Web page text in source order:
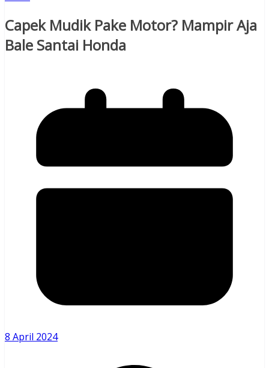
Capek Mudik Pake Motor? Mampir Aja
Bale Santai Honda
8 April 2024